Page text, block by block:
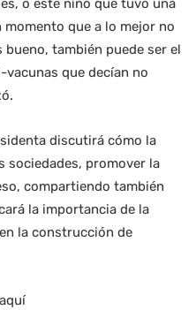
o este niño que tuvo una
que a lo mejor no
también puede ser el
que decían no
discutirá cómo la
sociedades, promover la
compartiendo también
la importancia de la
la construcción de